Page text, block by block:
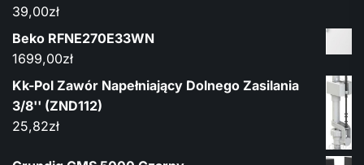
39,00zł
Beko RFNE270E33WN
1699,00zł
Kk-Pol Zawór Napełniający Dolnego Zasilania
3/8'' (ZND112)
25,82zł